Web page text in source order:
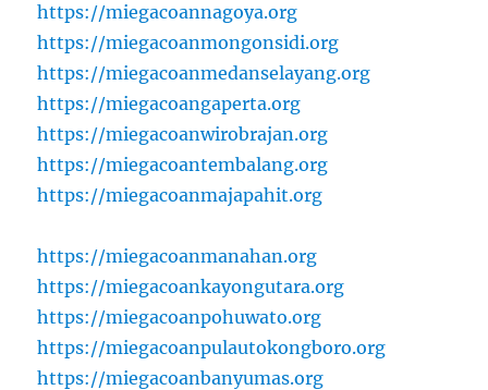
https://miegacoannagoya.org
https://miegacoanmongonsidi.org
https://miegacoanmedanselayang.org
https://miegacoangaperta.org
https://miegacoanwirobrajan.org
https://miegacoantembalang.org
https://miegacoanmajapahit.org
https://miegacoanmanahan.org
https://miegacoankayongutara.org
https://miegacoanpohuwato.org
https://miegacoanpulautokongboro.org
https://miegacoanbanyumas.org